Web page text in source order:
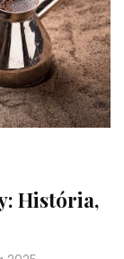
História,